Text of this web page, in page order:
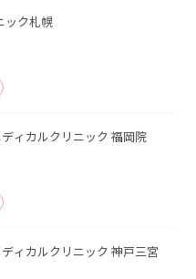
ック札幌
ィカルクリニック 福岡院
ィカルクリニック 神戸三宮